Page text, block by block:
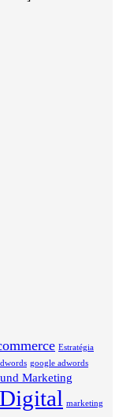
Estratégia
google adwords
Marketing
marketing